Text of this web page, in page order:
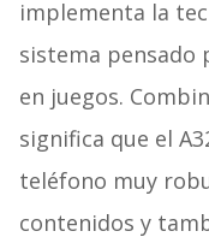
implementa la
sistema
en juegos.
significa que el
teléfono muy
contenidos y